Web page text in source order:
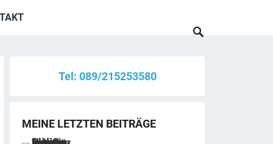
Tel: 089/215253580
MEINE LETZTEN BEITRÄGE